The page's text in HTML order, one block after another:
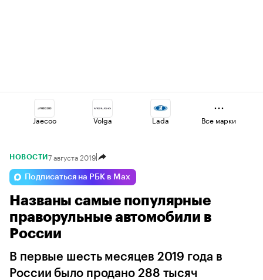
Jaecoo Volga Lada
Omoda Changan
Haval Esteo Geely
Все марки
НОВОСТИ 7 августа 2019
Подписаться на РБК в Max
Названы самые популярные
праворульные автомобили в
России
В первые шесть месяцев 2019 года в
России было продано 288 тысяч